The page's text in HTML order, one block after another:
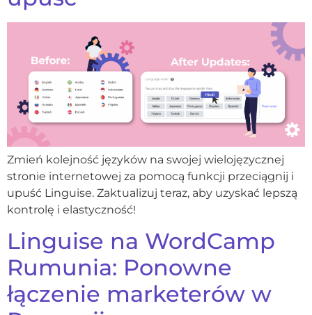
Zmień kolejność języków na swojej wielojęzycznej
stronie internetowej za pomocą funkcji przeciągnij i
upuść Linguise. Zaktualizuj teraz, aby uzyskać lepszą
kontrolę i elastyczność!
Linguise na WordCamp
Rumunia: Ponowne
łączenie marketerów w